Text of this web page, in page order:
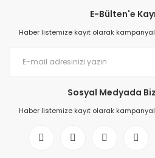
E-Bülten'e
Haber listemize kayıt olarak
Sosyal Medyada
Haber listemize kayıt olarak